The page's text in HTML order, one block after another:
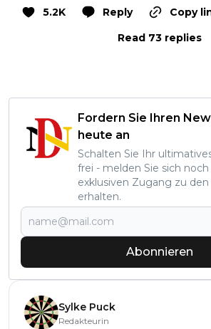
5.2K Reply
Copy
Read 73 replies
Fordern Sie Ihren
heute an
Schalten Sie Ihr
frei - melden Sie sich
exklusiven Zugang zu den
erhalten.
Abonnieren
Sylke Puck
Redakteurin